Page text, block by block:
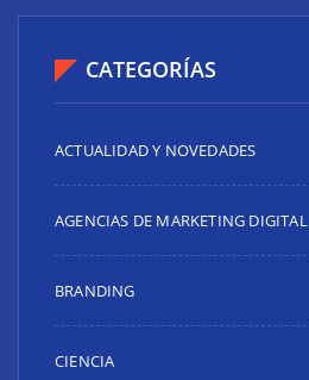
CATEGORÍAS
ACTUALIDAD Y NOVEDADES
AGENCIAS DE MARKETING DIGITAL
BRANDING
CIENCIA